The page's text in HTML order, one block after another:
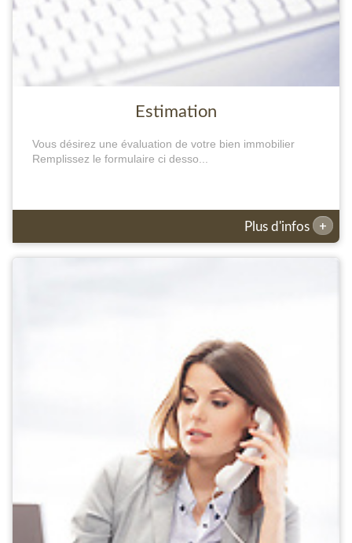
Estimation
Vous désirez une évaluation de votre bien immobilier
Remplissez le formulaire ci desso...
Plus d'infos +